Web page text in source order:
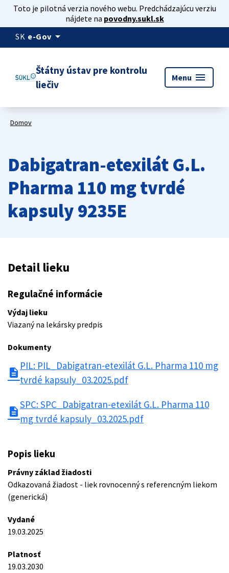
Toto je pilotná verzia nového webu. Predchádzajúcu verziu
nájdete na povodny.sukl.sk
SK e-Gov arrow_drop_down
Štátny ústav pre kontrolu
liečiv
Menu menu
Domov
Dabigatran-etexilát G.L.
Pharma 110 mg tvrdé
kapsuly 9235E
Detail lieku
Regulačné informácie
Výdaj lieku
Viazaný na lekársky predpis
Dokumenty
description
PIL: PIL_Dabigatran-etexilát G.L. Pharma 110 mg
tvrdé kapsuly_03.2025.pdf
description
SPC: SPC_Dabigatran-etexilát G.L. Pharma 110
mg tvrdé kapsuly_03.2025.pdf
Popis lieku
Právny základ žiadosti
Odkazovaná žiadost - liek rovnocenný s referencným liekom
(generická)
Vydané
19.03.2025
Platnosť
19.03.2030